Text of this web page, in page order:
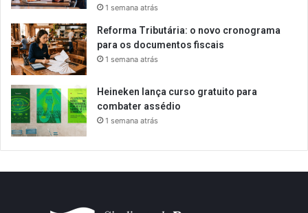
1 semana atrás
Reforma Tributária: o novo cronograma
para os documentos fiscais
1 semana atrás
Heineken lança curso gratuito para
combater assédio
1 semana atrás